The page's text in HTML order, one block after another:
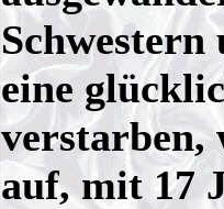
eine
verstarben,
auf, mit 17